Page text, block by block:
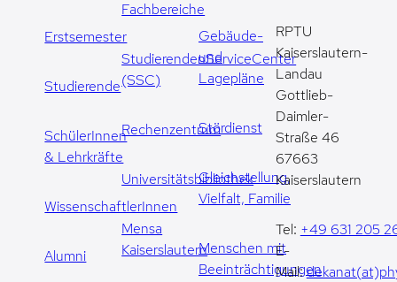
Erstsemester
Studierende
SchülerInnen
& Lehrkräfte
WissenschaftlerInnen
Alumni
Fachbereiche
StudierendenServiceCenter
(SSC)
Rechenzentrum
Universitätsbibliothek
Mensa
Kaiserslautern
Gebäude-
und
Lagepläne
Stördienst
Gleichstellung,
Vielfalt, Familie
Menschen mit
Beeinträchtigungen
RPTU
Kaiserslautern-
Landau
Gottlieb-
Daimler-
Straße 46
67663
Kaiserslautern
Tel: +49 631 205
E-
Mail: